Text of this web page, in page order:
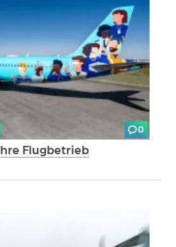
0
Flugbetrieb